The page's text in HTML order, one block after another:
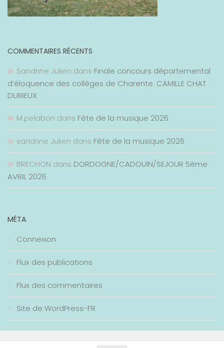
COMMENTAIRES RÉCENTS
Sandrine Julien dans Finale concours départemental
d’éloquence des collèges de Charente. CAMILLE CHAT
DURIEUX
M.pelabon dans Fête de la musique 2026
sandrine Julien dans Fête de la musique 2026
BRECHON dans DORDOGNE/CADOUIN/SEJOUR 5ème
AVRIL 2026
MÉTA
Connexion
Flux des publications
Flux des commentaires
Site de WordPress-FR